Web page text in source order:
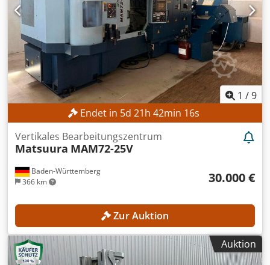
1 /9
Endet in 5d 21h 42min 14s
Baden-Württemberg
366 km
Vertikales Bearbeitungszentrum
Matsuura MAM72-25V
30.000 €
Zur Auktion
Auktion